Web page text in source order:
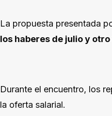
La propuesta presentada
los haberes de julio y
Durante el encuentro, los
la oferta salarial.